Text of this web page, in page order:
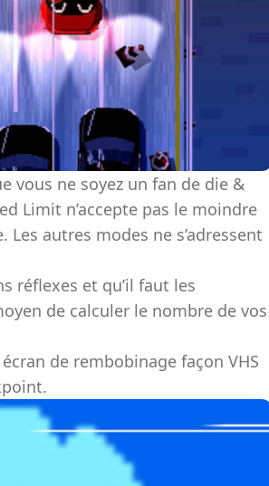
vous ne soyez un fan de die &
Limit n’accepte pas le moindre
autres modes ne s’adressent
réflexes et qu’il faut les
de calculer le nombre de vos
de rembobinage façon VHS